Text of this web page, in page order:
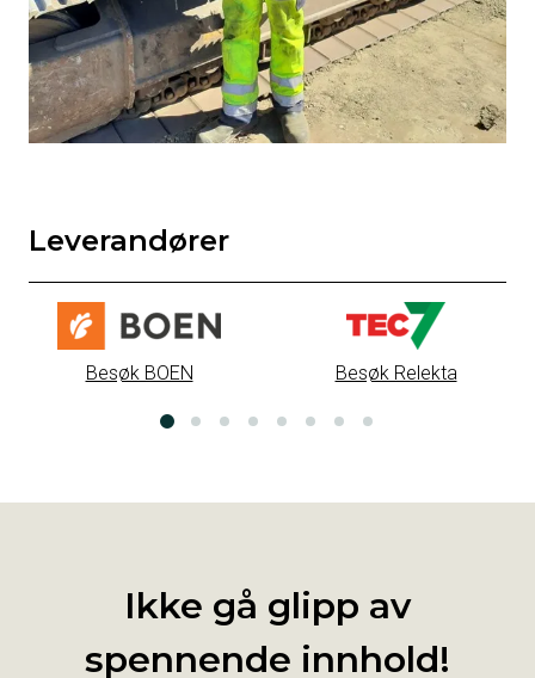
Leverandører
Besøk BOEN Besøk Relekta
Ikke gå glipp av
spennende innhold!